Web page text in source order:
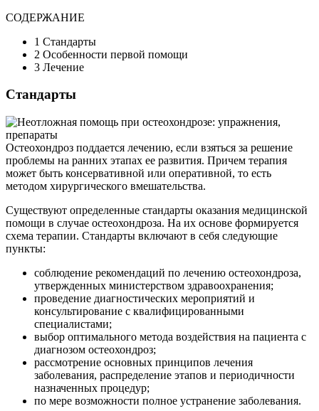
СОДЕРЖАНИЕ
1 Стандарты
2 Особенности первой помощи
3 Лечение
Стандарты
Остеохондроз поддается лечению, если взяться за решение
проблемы на ранних этапах ее развития. Причем терапия
может быть консервативной или оперативной, то есть
методом хирургического вмешательства.
Существуют определенные стандарты оказания медицинской
помощи в случае остеохондроза. На их основе формируется
схема терапии. Стандарты включают в себя следующие
пункты:
соблюдение рекомендаций по лечению остеохондроза,
утвержденных министерством здравоохранения;
проведение диагностических мероприятий и
консультирование с квалифицированными
специалистами;
выбор оптимального метода воздействия на пациента с
диагнозом остеохондроз;
рассмотрение основных принципов лечения
заболевания, распределение этапов и периодичности
назначенных процедур;
по мере возможности полное устранение заболевания.